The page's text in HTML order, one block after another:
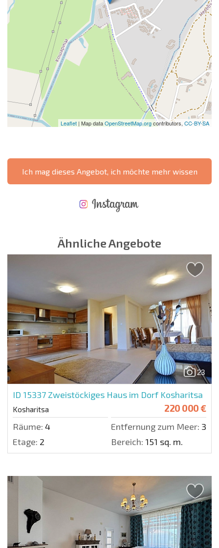
Leaflet | Map dataOpenStreetMap.orgcontributors, CC-BY-SA
Ich mag dieses Angebot, ich möchte mehr wissen
Ähnliche Angebote
23
ID 15337 Zweistöckiges Haus im Dorf Kosharitsa
Kosharitsa 220 000 €
Räume: 4 Entfernung zum Meer:
Etage: 2 Bereich: 151 sq. m.